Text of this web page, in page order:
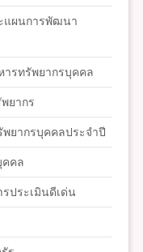
แผนการพัฒนา
ารทรัพยากรบุคคล
ยากร
ยากรบุคคลประจำปี
คคล
ประเมินดีเด่น